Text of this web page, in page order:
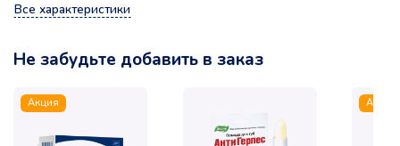
Все характеристики
Не забудьте добавить в заказ
Акция Акция